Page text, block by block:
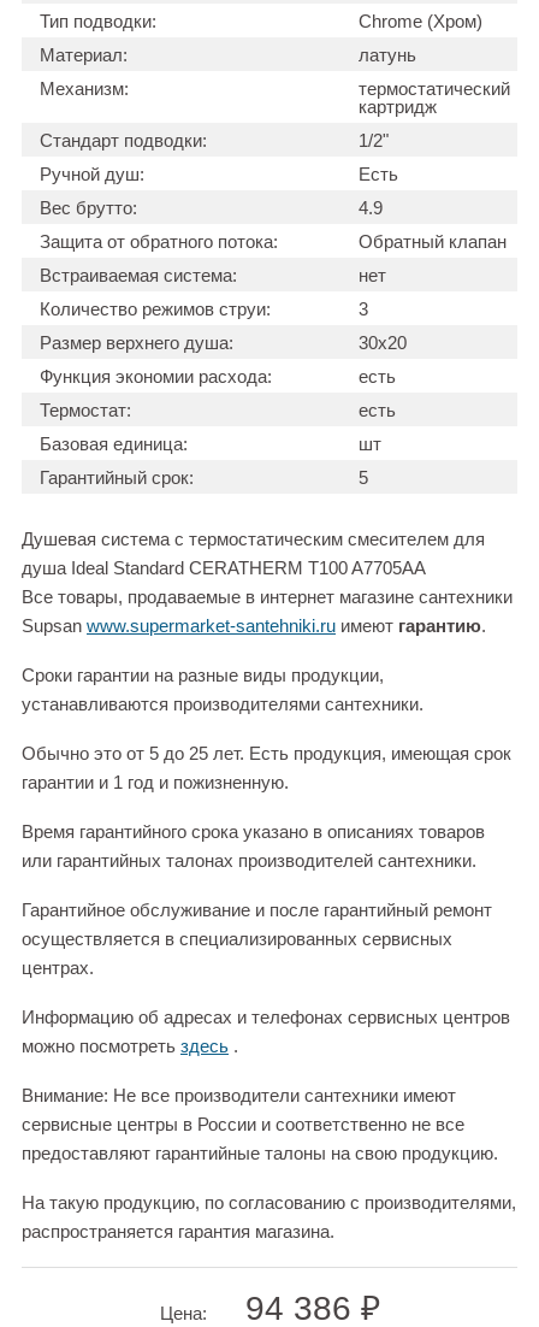
Тип подводки:
Chrome (Хром)
Материал:
латунь
Механизм:
термостатический
картридж
Стандарт подводки:
1/2"
Ручной душ:
Есть
Вес брутто:
4.9
Защита от обратного потока:
Обратный клапан
Встраиваемая система:
нет
Количество режимов струи:
3
Размер верхнего душа:
30x20
Функция экономии расхода:
есть
Термостат:
есть
Базовая единица:
шт
Гарантийный срок:
5
Душевая система с термостатическим смесителем для
душа Ideal Standard CERATHERM T100 A7705AA
Все товары, продаваемые в интернет магазине сантехники
Supsan www.supermarket-santehniki.ru имеют гарантию.
Сроки гарантии на разные виды продукции,
устанавливаются производителями сантехники.
Обычно это от 5 до 25 лет. Есть продукция, имеющая срок
гарантии и 1 год и пожизненную.
Время гарантийного срока указано в описаниях товаров
или гарантийных талонах производителей сантехники.
Гарантийное обслуживание и после гарантийный ремонт
осуществляется в специализированных сервисных
центрах.
Информацию об адресах и телефонах сервисных центров
можно посмотреть здесь .
Внимание: Не все производители сантехники имеют
сервисные центры в России и соответственно не все
предоставляют гарантийные талоны на свою продукцию.
На такую продукцию, по согласованию с производителями,
распространяется гарантия магазина.
Цена: 94 386 ₽